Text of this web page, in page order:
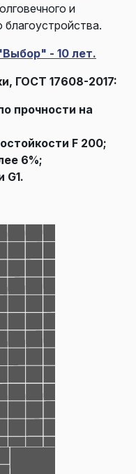
и
благоустройства.
- 10 лет.
ГОСТ 17608-2017:
прочности на
F 200;
6%;
G1.